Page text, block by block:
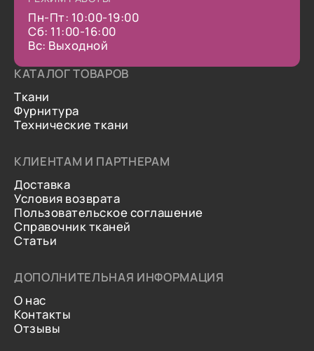
Пн-Пт: 10:00-19:00
Сб: 11:00-16:00
Вс: Выходной
КАТАЛОГ ТОВАРОВ
Ткани
Фурнитура
Технические ткани
КЛИЕНТАМ И ПАРТНЕРАМ
Доставка
Условия возврата
Пользовательское соглашение
Справочник тканей
Статьи
ДОПОЛНИТЕЛЬНАЯ ИНФОРМАЦИЯ
О нас
Контакты
Отзывы